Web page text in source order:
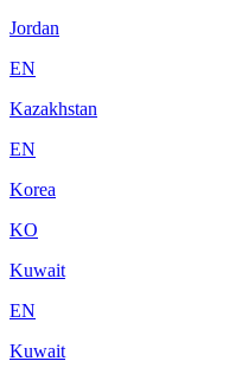
Jordan
EN
Kazakhstan
EN
Korea
KO
Kuwait
EN
Kuwait